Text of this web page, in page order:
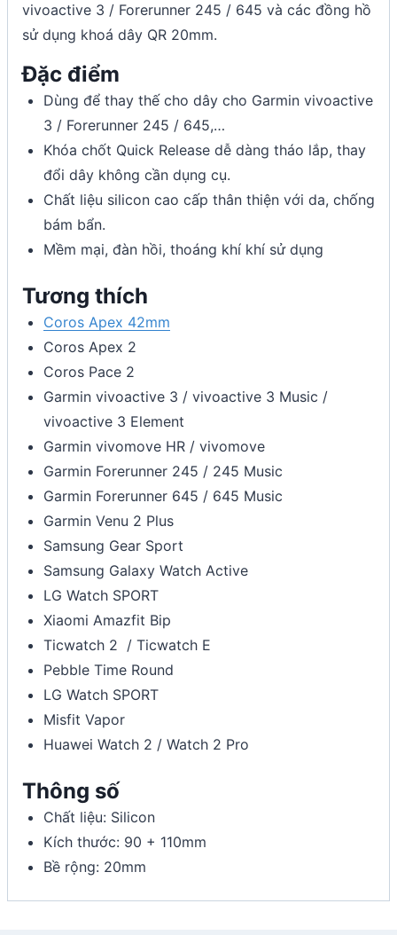
vivoactive 3 / Forerunner 245 / 645 và các đồng hồ
sử dụng khoá dây QR 20mm.
Đặc điểm
Dùng để thay thế cho dây cho Garmin vivoactive
3 / Forerunner 245 / 645,…
Khóa chốt Quick Release dễ dàng tháo lắp, thay
đổi dây không cần dụng cụ.
Chất liệu silicon cao cấp thân thiện với da, chống
bám bẩn.
Mềm mại, đàn hồi, thoáng khí khí sử dụng
Tương thích
Coros Apex 42mm
Coros Apex 2
Coros Pace 2
Garmin vivoactive 3 / vivoactive 3 Music /
vivoactive 3 Element
Garmin vivomove HR / vivomove
Garmin Forerunner 245 / 245 Music
Garmin Forerunner 645 / 645 Music
Garmin Venu 2 Plus
Samsung Gear Sport
Samsung Galaxy Watch Active
LG Watch SPORT
Xiaomi Amazfit Bip
Ticwatch 2 / Ticwatch E
Pebble Time Round
LG Watch SPORT
Misfit Vapor
Huawei Watch 2 / Watch 2 Pro
Thông số
Chất liệu: Silicon
Kích thước: 90 + 110mm
Bề rộng: 20mm